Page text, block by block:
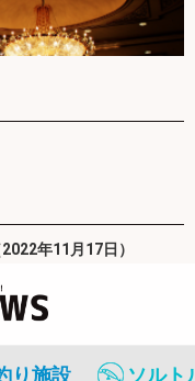
年11月17日）
り施設 ソルト